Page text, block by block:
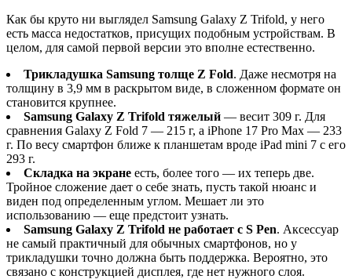
Как бы круто ни выглядел Samsung Galaxy Z Trifold, у него
есть масса недостатков, присущих подобным устройствам. В
целом, для самой первой версии это вполне естественно.
Трикладушка Samsung толще Z Fold. Даже несмотря на
толщину в 3,9 мм в раскрытом виде, в сложенном формате он
становится крупнее.
Samsung Galaxy Z Trifold тяжелый — весит 309 г. Для
сравнения Galaxy Z Fold 7 — 215 г, а iPhone 17 Pro Max — 233
г. По весу смартфон ближе к планшетам вроде iPad mini 7 с его
293 г.
Складка на экране есть, более того — их теперь две.
Тройное сложение дает о себе знать, пусть такой нюанс и
виден под определенным углом. Мешает ли это
использованию — еще предстоит узнать.
Samsung Galaxy Z Trifold не работает с S Pen. Аксессуар
не самый практичный для обычных смартфонов, но у
трикладушки точно должна быть поддержка. Вероятно, это
связано с конструкцией дисплея, где нет нужного слоя.